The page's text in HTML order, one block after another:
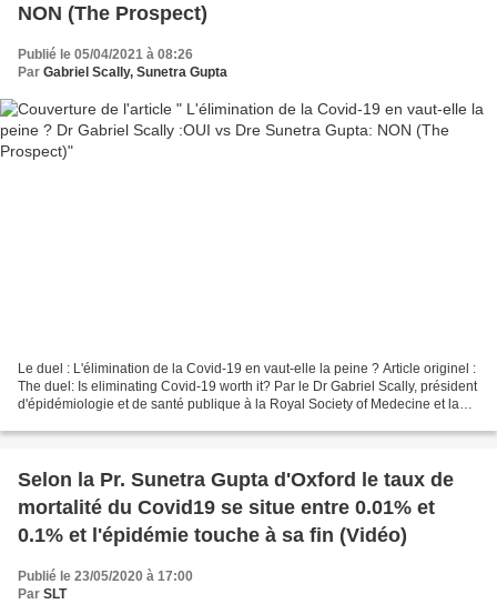
NON (The Prospect)
Publié le 05/04/2021 à 08:26
Par Gabriel Scally, Sunetra Gupta
Le duel : L'élimination de la Covid-19 en vaut-elle la peine ? Article originel :
The duel: Is eliminating Covid-19 worth it? Par le Dr Gabriel Scally, président
d'épidémiologie et de santé publique à la Royal Society of Medecine et la
Selon la Pr. Sunetra Gupta d'Oxford le taux de
mortalité du Covid19 se situe entre 0.01% et
0.1% et l'épidémie touche à sa fin (Vidéo)
Publié le 23/05/2020 à 17:00
Par SLT